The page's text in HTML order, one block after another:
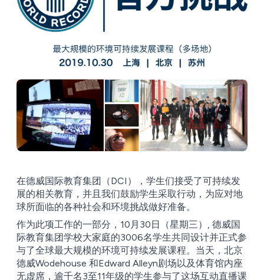
在德威国际教育集团（DCI），学生们接受了可持续发
展的相关教育，并且我们鼓励学生采取行动，为应对地
球所面临的各种社会和环境挑战做好准备。
作为此项工作的一部分，10月30日（星期三）, 德威国
际教育集团学校大家庭的3006名学生共同设计并正式参
与了全球最大规模的环境可持续发展课程。当天，北京
德威Wodehouse 和Edward Alleyn剧场以及体育馆内座
无虚席，逾千名3至11年级的学生参与了这场互动直播课